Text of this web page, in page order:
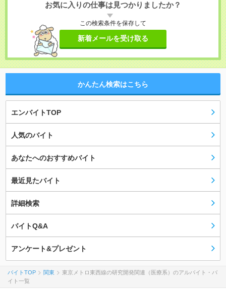
お気に入りの仕事は見つかりましたか？
この検索条件を保存して
新着メールを受け取る
かんたん検索はこちら
エンバイトTOP
人気のバイト
あなたへのおすすめバイト
最近見たバイト
詳細検索
バイトQ&A
アンケート&プレゼント
バイトTOP 関東
東京メトロ東西線の研究開発関連（医療系）のアルバイト・バ
イト一覧